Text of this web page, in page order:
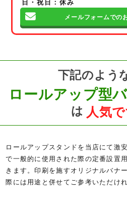
メールフォームでの
日・祝日：休み
下記のよう
ロールアップ型
は 人気で
ロールアップスタンドを当店にて激
で一般的に使用された際の定番設置
きます。印刷を施すオリジナルバナ
際には用途と併せてご参考いただけ